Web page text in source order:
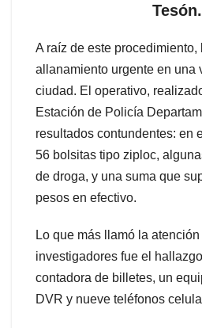
Tesón.
A raíz de este
allanamiento urgente en una
ciudad. El operativo,
Estación de Policía
resultados contundentes: en
56 bolsitas tipo ziploc,
de droga, y una suma que
pesos en efectivo.
Lo que más llamó la
investigadores fue el
contadora de billetes, un
DVR y nueve teléfonos